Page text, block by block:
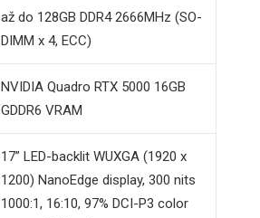
až do 128GB DDR4 2666MHz (SO-
DIMM x 4, ECC)
NVIDIA Quadro RTX 5000 16GB
GDDR6 VRAM
17” LED-backlit WUXGA (1920 x
1200) NanoEdge display, 300 nits
1000:1, 16:10, 97% DCI-P3 color